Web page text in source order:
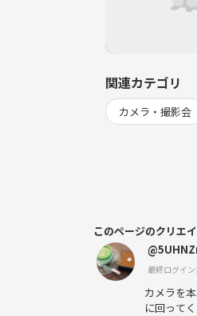
関連カテゴリ
カメラ・撮影会
このページのクリエ
最終ログイ
カメラを
に回って